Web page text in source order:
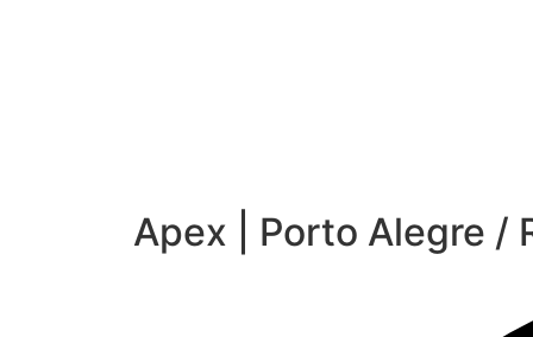
Apex | Porto Alegre /